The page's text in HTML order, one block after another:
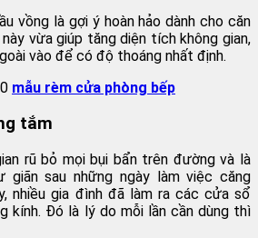
vồng là gợi ý hoàn hảo dành cho căn
vừa giúp tăng diện tích không gian,
vào để có độ thoáng nhất định.
mẫu rèm cửa phòng bếp
tắm
rũ bỏ mọi bụi bẩn trên đường và là
giãn sau những ngày làm việc căng
nhiều gia đình đã làm ra các cửa sổ
kính. Đó là lý do mỗi lần cần dùng thì